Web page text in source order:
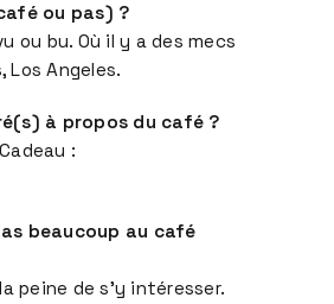
ou pas) ?
ou bu. Où il y a des mecs
Los Angeles.
à propos du café ?
:
beaucoup au café
peine de s’y intéresser.